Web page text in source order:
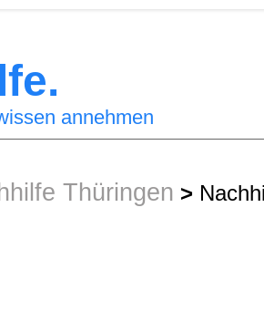
annehmen
Thüringen >